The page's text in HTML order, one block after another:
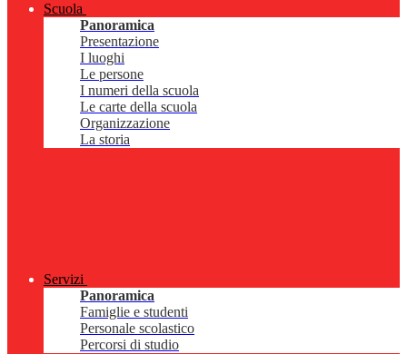
Scuola
Panoramica
Presentazione
I luoghi
Le persone
I numeri della scuola
Le carte della scuola
Organizzazione
La storia
Servizi
Panoramica
Famiglie e studenti
Personale scolastico
Percorsi di studio